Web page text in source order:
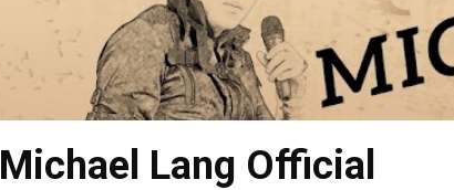
Michael Lang Official